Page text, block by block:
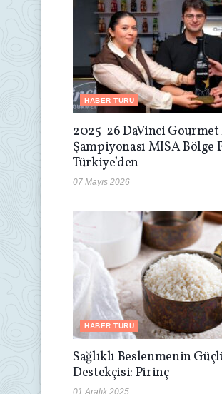
HABER TURU
2025-26 DaVinci
Şampiyonası MISA
Türkiye’den
07 Mayıs 2026
HABER TURU
Sağlıklı Beslenmenin
Destekçisi: Pirinç
01 Aralık 2025